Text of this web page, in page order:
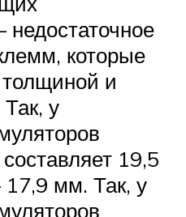
которые
толщиной и
у
19,5
мм. Так, у